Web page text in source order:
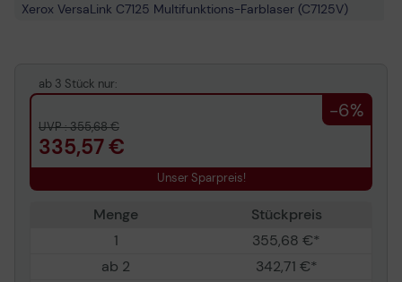
Xerox VersaLink C7125 Multifunktions-Farblaser (C7125V)
UVP : 355,68 €
335,57 €
ab 3 Stück nur:
-6%
Unser Sparpreis!
Menge
Stückpreis
1
355,68 €*
ab 2
342,71 €*